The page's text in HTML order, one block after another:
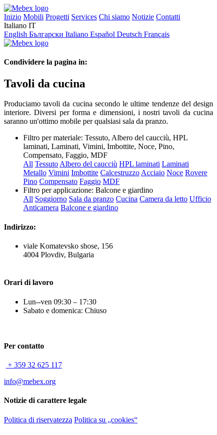
Inizio Mobili Progetti Services Chi siamo Notizie Contatti
Italiano IT
English Български Italiano Español Deutsch Français
Condividere la pagina in:
Tavoli da cucina
Produciamo tavoli da cucina secondo le ultime tendenze del design
interiore. Diversi per forma e dimensioni, i nostri tavoli da cucina
saranno un'ottimo mobile per qualsiasi sala da pranzo.
Filtro per materiale: Tessuto, Albero del caucciù, HPL
laminati, Laminati, Vimini, Imbottite, Noce, Pino,
Compensato, Faggio, MDF
All TessutoAlbero del caucciù HPL laminati Laminati
Metallo Vimini Imbottite CalcestruzzoAcciaio Noce Rovere
Pino Compensato Faggio MDF
Filtro per applicazione: Balcone e giardino
All Soggiorno Sala da pranzo Cucina Camera da letto Ufficio
Anticamera Balcone e giardino
Indirizzo:
viale Komatevsko shose, 156
4004 Plovdiv, Bulgaria
Orari di lavoro
Lun--ven 09:30 – 17:30
Sabato e domenica: Chiuso
Per contatto
+ 359 32 625 117
info@mebex.org
Notizie di carattere legale
Politica di riservatezza Politica su „cookies“